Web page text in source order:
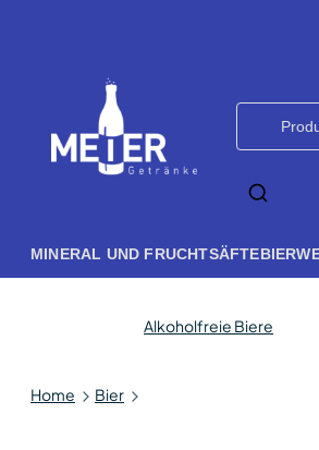
MINERAL UND FRUCHTSÄFTEBIER
Home Bier
Alkoholfreie Biere